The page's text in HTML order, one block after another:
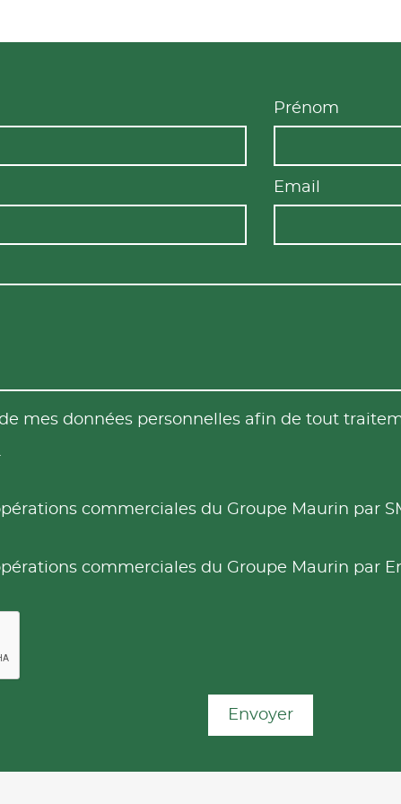
Prénom
Email
mes données personnelles afin de tout
.
commerciales du Groupe Maurin par
commerciales du Groupe Maurin par
Envoyer